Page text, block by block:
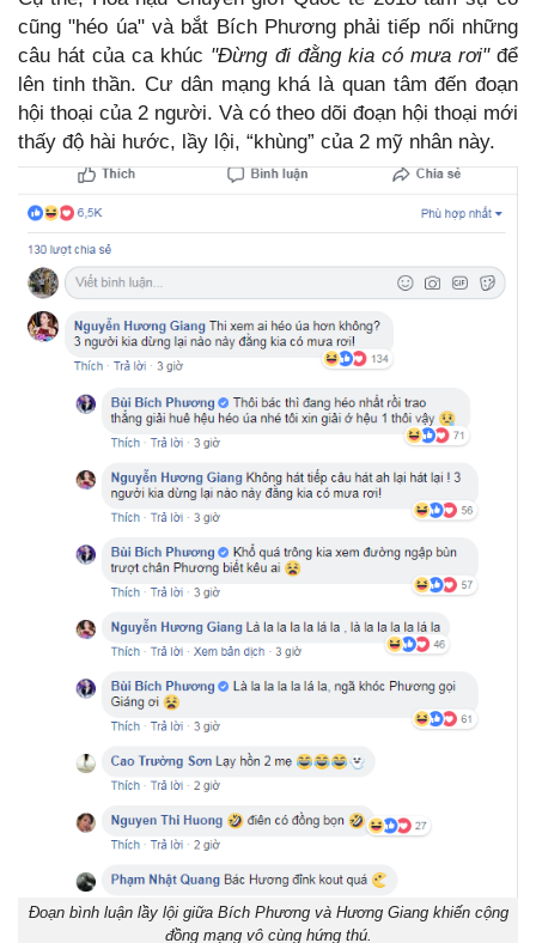
cũng "héo úa" và bắt Bích Phương phải tiếp nối những
câu hát của ca khúc "Đừng đi đằng kia có mưa rơi"để
lên tinh thần. Cư dân mạng khá là quan tâm đến đoạn
hội thoại của 2 người. Và có theo dõi đoạn hội thoại mới
thấy độ hài hước, lầy lội, “khùng” của 2 mỹ nhân này.
Đoạn bình luận lầy lội giữa Bích Phương và Hương Giang khiến cộng
đồng mạng vô cùng hứng thú.